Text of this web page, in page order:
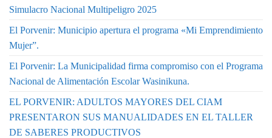
Simulacro Nacional Multipeligro 2025
El Porvenir: Municipio apertura el programa «Mi Emprendimiento
Mujer”.
El Porvenir: La Municipalidad firma compromiso con el Programa
Nacional de Alimentación Escolar Wasinikuna.
EL PORVENIR: ADULTOS MAYORES DEL CIAM
PRESENTARON SUS MANUALIDADES EN EL TALLER
DE SABERES PRODUCTIVOS